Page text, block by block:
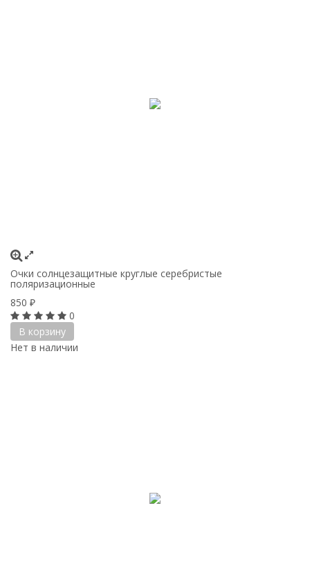
Очки солнцезащитные круглые серебристые
поляризационные
850 ₽
0
В корзину
Нет в наличии